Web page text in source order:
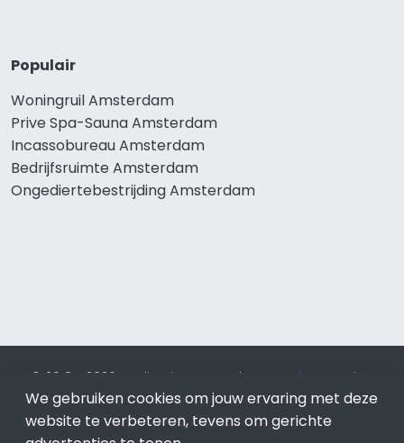
Populair
Woningruil Amsterdam
Prive Spa-Sauna Amsterdam
Incassobureau Amsterdam
Bedrijfsruimte Amsterdam
Ongediertebestrijding Amsterdam
© 2019 - 2026 Realisatie en SEO door SEO-bureau
Lion
Internet. Betaal alleen voor bewezen resultaten?SEO
optimalisatie No Cure No Pay.Amsterdamis onderdeel van
Lion Internet.
We gebruiken cookies om jouw ervaring met deze
website te verbeteren, tevens om gerichte